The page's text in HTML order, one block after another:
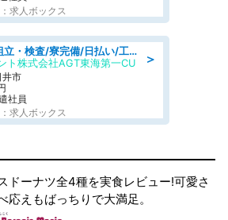
求人ボックス
＞
電子部品の組立・検査/寮完備/日払い/工場・製造
ト株式会社AGT東海第一CU
井市
社員
求人ボックス
ドーナツ全4種を実食レビュー!可愛さ
応えもばっちりで大満足。